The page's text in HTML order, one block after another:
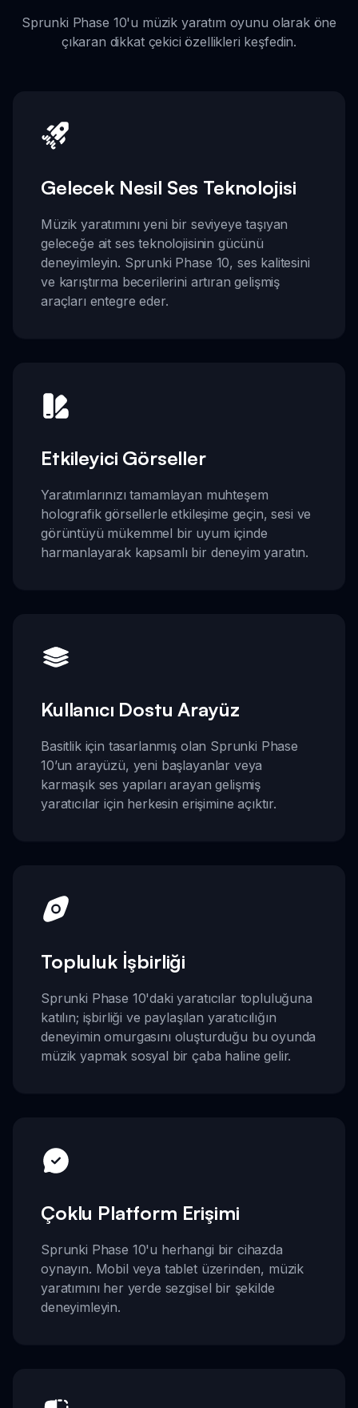
Sprunki Phase 10'u müzik yaratım oyunu olarak öne
çıkaran dikkat çekici özellikleri keşfedin.
Gelecek Nesil Ses Teknolojisi
Müzik yaratımını yeni bir seviyeye taşıyan
geleceğe ait ses teknolojisinin gücünü
deneyimleyin. Sprunki Phase 10, ses kalitesini
ve karıştırma becerilerini artıran gelişmiş
araçları entegre eder.
Etkileyici Görseller
Yaratımlarınızı tamamlayan muhteşem
holografik görsellerle etkileşime geçin, sesi ve
görüntüyü mükemmel bir uyum içinde
harmanlayarak kapsamlı bir deneyim yaratın.
Kullanıcı Dostu Arayüz
Basitlik için tasarlanmış olan Sprunki Phase
10’un arayüzü, yeni başlayanlar veya
karmaşık ses yapıları arayan gelişmiş
yaratıcılar için herkesin erişimine açıktır.
Topluluk İşbirliği
Sprunki Phase 10'daki yaratıcılar topluluğuna
katılın; işbirliği ve paylaşılan yaratıcılığın
deneyimin omurgasını oluşturduğu bu oyunda
müzik yapmak sosyal bir çaba haline gelir.
Çoklu Platform Erişimi
Sprunki Phase 10'u herhangi bir cihazda
oynayın. Mobil veya tablet üzerinden, müzik
yaratımını her yerde sezgisel bir şekilde
deneyimleyin.